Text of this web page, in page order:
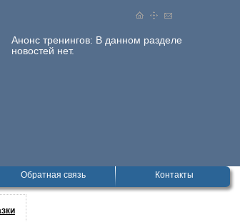
Анонс тренингов: В данном разделе
новостей нет.
Обратная связь Контакты